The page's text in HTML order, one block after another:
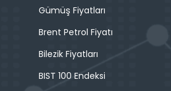
Gümüş Fiyatları
Brent Petrol Fiyatı
Bilezik Fiyatları
BIST 100 Endeksi